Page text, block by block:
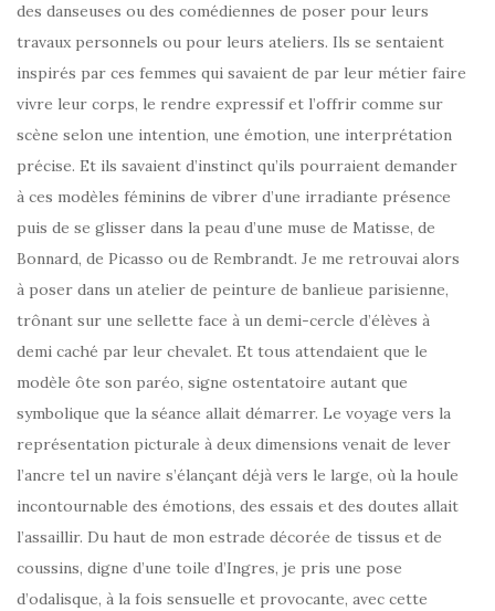
des danseuses ou des comédiennes de poser pour leurs
travaux personnels ou pour leurs ateliers. Ils se sentaient
inspirés par ces femmes qui savaient de par leur métier faire
vivre leur corps, le rendre expressif et l’offrir comme sur
scène selon une intention, une émotion, une interprétation
précise. Et ils savaient d’instinct qu’ils pourraient demander
à ces modèles féminins de vibrer d’une irradiante présence
puis de se glisser dans la peau d’une muse de Matisse, de
Bonnard, de Picasso ou de Rembrandt. Je me retrouvai alors
à poser dans un atelier de peinture de banlieue parisienne,
trônant sur une sellette face à un demi-cercle d’élèves à
demi caché par leur chevalet. Et tous attendaient que le
modèle ôte son paréo, signe ostentatoire autant que
symbolique que la séance allait démarrer. Le voyage vers la
représentation picturale à deux dimensions venait de lever
l’ancre tel un navire s’élançant déjà vers le large, où la houle
incontournable des émotions, des essais et des doutes allait
l’assaillir. Du haut de mon estrade décorée de tissus et de
coussins, digne d’une toile d’Ingres, je pris une pose
d’odalisque, à la fois sensuelle et provocante, avec cette